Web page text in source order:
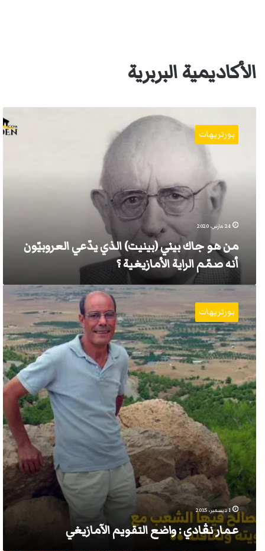
الأكاديمية البربرية
صمّم
الأمازيغية
بورتريهات
24 مارس، 2020
من هو جاك بيني (بينيت) الذي يدّعي العروبيّون
أنه صمّم الراية الأمازيغية ؟
عمار
نڨادي
:
واضع
التقويم
الآمازيغي
بورتريهات
1 ديسمبر، 2015
عمار نڨادي : واضع التقويم الآمازيغي